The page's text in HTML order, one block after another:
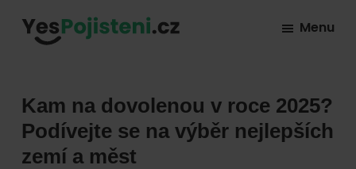
všech
druhů
pojištění
Menu
Kam na dovolenou v roce 2025?
Podívejte se na výběr nejlepších
zemí a měst